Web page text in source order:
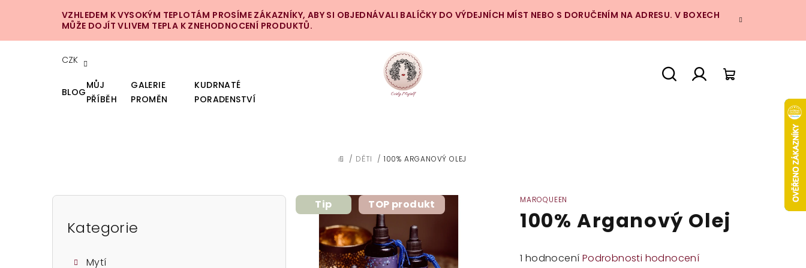
VZHLEDEM K VYSOKÝM TEPLOTÁM PROSÍME ZÁKAZNÍKY, ABY SI OBJEDNÁVALI BALÍČKY DO VÝDEJNÍCH MÍST NEBO S DORUČENÍM NA ADRESU. V BOXECH
MŮŽE DOJÍT VLIVEM TEPLA K ZNEHODNOCENÍ PRODUKTŮ.
CZK
BLOG
MŮJ
PŘÍBĚH
GALERIE
PROMĚN
KUDRNATÉ
PORADENSTVÍ
DOMŮ
/ DĚTI / 100% ARGANOVÝ OLEJ
P
Přeskočit
kategorie
Kategorie
Mytí
MAROQUEEN
100% Arganový Olej
Průměrné
1 hodnocení Podrobnosti hodnocení
Tip TOP produkt